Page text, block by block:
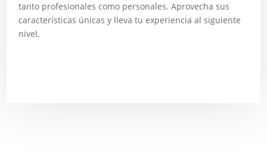
tanto profesionales como personales. Aprovecha sus
características únicas y lleva tu experiencia al siguiente
nivel.